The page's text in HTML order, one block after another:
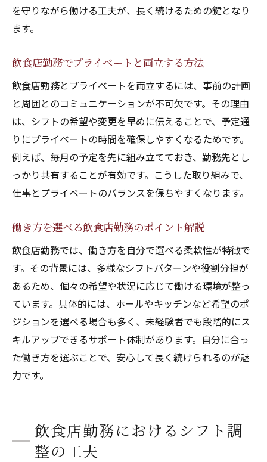
を守りながら働ける工夫が、長く続けるための鍵となり
ます。
飲食店勤務でプライベートと両立する方法
飲食店勤務とプライベートを両立するには、事前の計画
と周囲とのコミュニケーションが不可欠です。その理由
は、シフトの希望や変更を早めに伝えることで、予定通
りにプライベートの時間を確保しやすくなるためです。
例えば、毎月の予定を先に組み立てておき、勤務先とし
っかり共有することが有効です。こうした取り組みで、
仕事とプライベートのバランスを保ちやすくなります。
働き方を選べる飲食店勤務のポイント解説
飲食店勤務では、働き方を自分で選べる柔軟性が特徴で
す。その背景には、多様なシフトパターンや役割分担が
あるため、個々の希望や状況に応じて働ける環境が整っ
ています。具体的には、ホールやキッチンなど希望のポ
ジションを選べる場合も多く、未経験者でも段階的にス
キルアップできるサポート体制があります。自分に合っ
た働き方を選ぶことで、安心して長く続けられるのが魅
力です。
飲食店勤務におけるシフト調
整の工夫